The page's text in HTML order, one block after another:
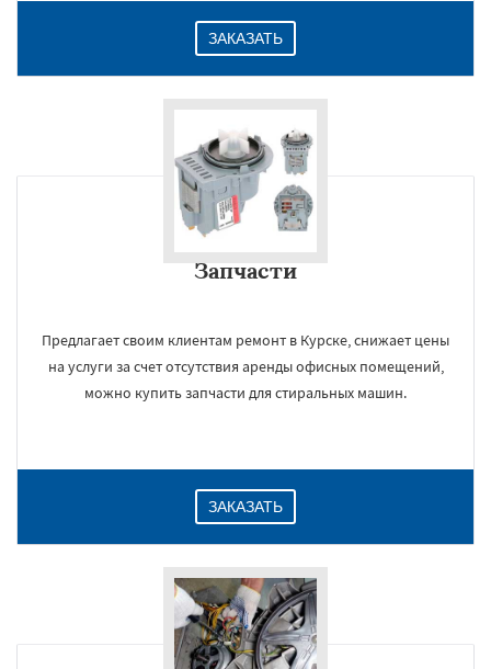
ЗАКАЗАТЬ
Запчасти
Предлагает своим клиентам ремонт в Курске, снижает цены
на услуги за счет отсутствия аренды офисных помещений,
можно купить запчасти для стиральных машин.
ЗАКАЗАТЬ